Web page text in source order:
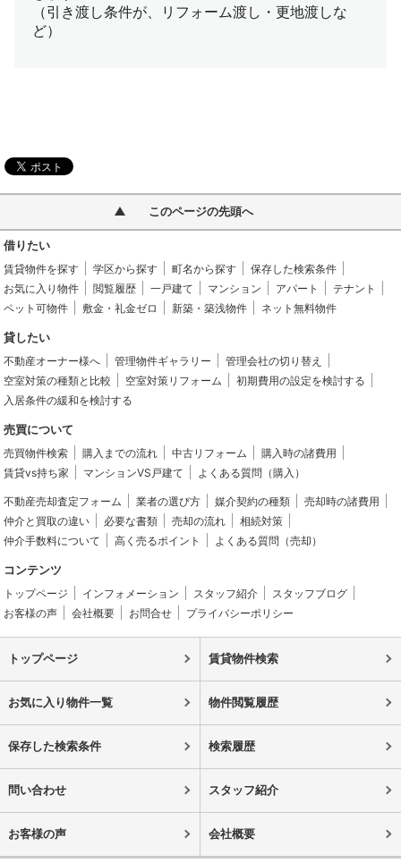
このページの先頭へ
借りたい
賃貸物件を探す 学区から探す 町名から探す
保存した検索条件
お気に入り物件
閲覧履歴 一戸建て マンション アパート
テナント
ペット可物件
敷金・礼金ゼロ 新築・築浅物件 ネット無料物件
貸したい
不動産オーナー様へ 管理物件ギャラリー
管理会社の切り替え
空室対策の種類と比較
空室対策リフォーム
初期費用の設定を検討する
入居条件の緩和を検討する
売買について
売買物件検索 購入までの流れ 中古リフォーム
購入時の諸費用
賃貸vs持ち家
マンションVS戸建て よくある質問（購入）
不動産売却査定フォーム 業者の選び方 媒介契約の種類
売却時の諸費用
仲介と買取の違い
必要な書類 売却の流れ
相続対策
仲介手数料について
高く売るポイント よくある質問（売却）
コンテンツ
トップページ インフォメーション スタッフ紹介
スタッフブログ
お客様の声
会社概要 お問合せ プライバシーポリシー
トップページ 賃貸物件検索
お気に入り物件一覧 物件閲覧履歴
保存した検索条件 検索履歴
問い合わせ スタッフ紹介
お客様の声 会社概要